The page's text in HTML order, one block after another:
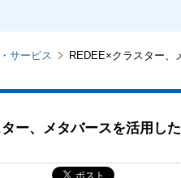
サービス REDEE×クラスター、
ー、メタバースを活用し